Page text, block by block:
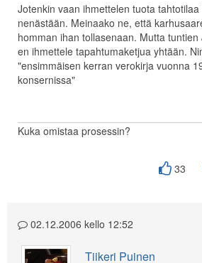
Jotenkin vaan ihmettelen tuota
nenästään. Meinaako ne, että
homman ihan tollasenaan. Mutta
en ihmettele tapahtumaketjua yhtään.
"ensimmäisen kerran verokirja vuonna
konsernissa"
Kuka omistaa prosessin?
33
02.12.2006 kello 12:52
Tiikeri Puinen